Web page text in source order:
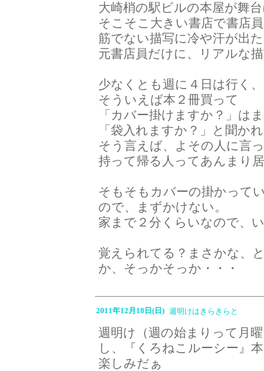
大崎梢の駅ビルの本屋が舞
そこそこ大きい書店で書店
筋でない描写に冷や汗が出
元書店員だけに、リアルな
少なくとも週に４日は行く
そういえば本２冊買って
「カバー掛けますか？」は
「袋入れますか？」と聞か
そう言えば、よその人に言
持って帰る人ってあんまり
そもそもカバーの掛かって
ので、まずかけない。
家まで２分くらいなので、
覚えられてる？まさかな、
か、そっかそっか・・・
2011年12月18日(日) 週明けはきらきらと
週明け（週の始まりって月
し、『くろねこルーシー』
楽しみだぁ